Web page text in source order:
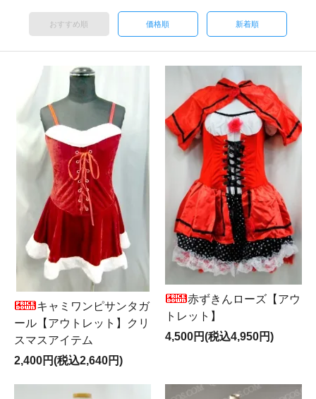
おすすめ順 価格順 新着順
キャミワンピサンタガ
ール【アウトレット】クリ
スマスアイテム
2,400円(税込2,640円)
赤ずきんローズ【アウ
トレット】
4,500円(税込4,950円)